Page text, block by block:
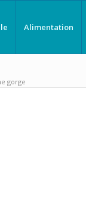
Alimentation
gorge